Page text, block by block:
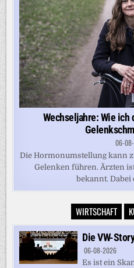
Wechseljahre: Wie ich
06-
Die Hormonumstellung kann
Gelenken führen. Ärzten
bekannt. Dabei
WIRTSCHAFT
Die VW-
06-08-2026
Es ist ein